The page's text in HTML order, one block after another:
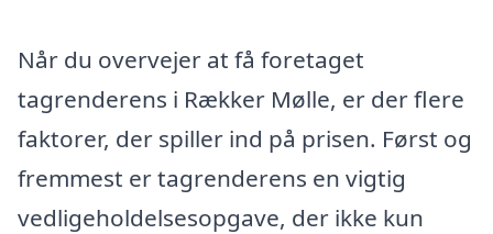
Når du overvejer at få foretaget
tagrenderens i Rækker Mølle, er der flere
faktorer, der spiller ind på prisen. Først og
fremmest er tagrenderens en vigtig
vedligeholdelsesopgave, der ikke kun